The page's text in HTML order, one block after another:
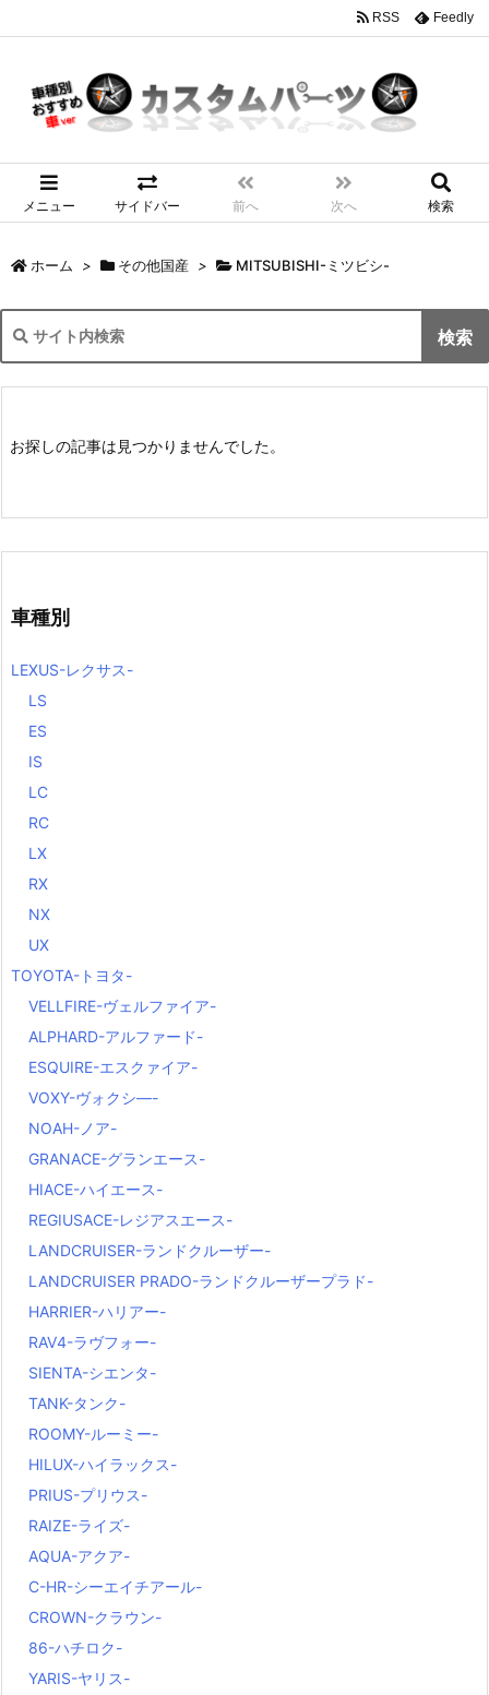
メニュー サイドバー 前へ 次へ 検索
RSS Feedly
ホーム > その他国産 > MITSUBISHI-ミツビシ-
お探しの記事は見つかりませんでした。
車種別
LEXUS-レクサス-
LS
ES
IS
LC
RC
LX
RX
NX
UX
TOYOTA-トヨタ-
VELLFIRE-ヴェルファイア-
ALPHARD-アルファード-
ESQUIRE-エスクァイア-
VOXY-ヴォクシ―-
NOAH-ノア-
GRANACE-グランエース-
HIACE-ハイエース-
REGIUSACE-レジアスエース-
LANDCRUISER-ランドクルーザー-
LANDCRUISER PRADO-ランドクルーザープラド-
HARRIER-ハリアー-
RAV4-ラヴフォー-
SIENTA-シエンタ-
TANK-タンク-
ROOMY-ルーミー-
HILUX-ハイラックス-
PRIUS-プリウス-
RAIZE-ライズ-
AQUA-アクア-
C-HR-シーエイチアール-
CROWN-クラウン-
86-ハチロク-
YARIS-ヤリス-